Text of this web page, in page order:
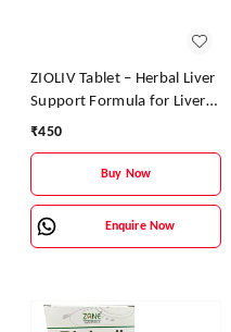
ZIOLIV Tablet – Herbal Liver
Support Formula for Liver
Detox & Protection | Zane
₹450
Buy Now
Enquire Now